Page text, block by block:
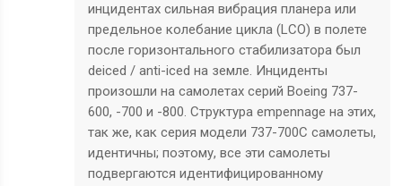
инцидентах сильная вибрация планера или
предельное колебание цикла (LCO) в полете
после горизонтального стабилизатора был
deiced / anti-iced на земле. Инциденты
произошли на самолетах серий Boeing 737-
600, -700 и -800. Структура empennage на этих,
так же, как серия модели 737-700C самолеты,
идентичны; поэтому, все эти самолеты
подвергаются идентифицированному